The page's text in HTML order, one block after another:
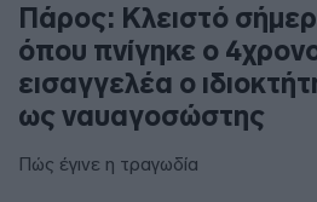
Πάρος: Κλειστό
όπου πνίγηκε ο
εισαγγελέα ο
ως ναυαγοσώστης
Πώς έγινε η τραγωδία